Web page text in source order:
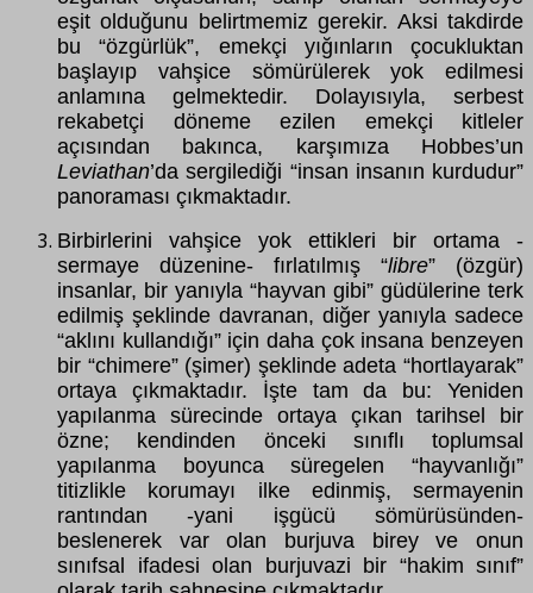
eşit olduğunu belirtmemiz gerekir. Aksi takdirde
bu “özgürlük”, emekçi yığınların çocukluktan
başlayıp vahşice sömürülerek yok edilmesi
anlamına gelmektedir. Dolayısıyla, serbest
rekabetçi döneme ezilen emekçi kitleler
açısından bakınca, karşımıza Hobbes’un
Leviathan’da sergilediği “insan insanın kurdudur”
panoraması çıkmaktadır.
Birbirlerini vahşice yok ettikleri bir ortama -
sermaye düzenine- fırlatılmış “libre” (özgür)
insanlar, bir yanıyla “hayvan gibi” güdülerine terk
edilmiş şeklinde davranan, diğer yanıyla sadece
“aklını kullandığı” için daha çok insana benzeyen
bir “chimere” (şimer) şeklinde adeta “hortlayarak”
ortaya çıkmaktadır. İşte tam da bu: Yeniden
yapılanma sürecinde ortaya çıkan tarihsel bir
özne; kendinden önceki sınıflı toplumsal
yapılanma boyunca süregelen “hayvanlığı”
titizlikle korumayı ilke edinmiş, sermayenin
rantından -yani işgücü sömürüsünden-
beslenerek var olan burjuva birey ve onun
sınıfsal ifadesi olan burjuvazi bir “hakim sınıf”